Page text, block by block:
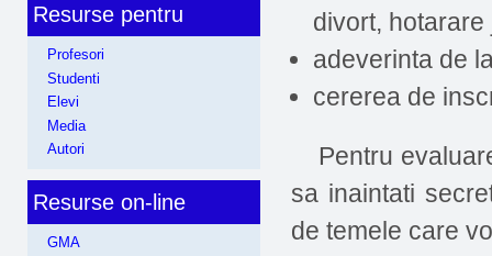
divort,
adeverinta de
cererea de
Pentru
sa inaintati
de temele care
Resurse pentru
Profesori
Studenti
Elevi
Media
Autori
Resurse on-line
GMA